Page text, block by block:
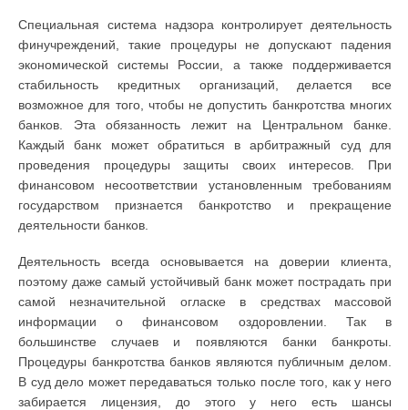
Специальная система надзора контролирует деятельность
финучреждений, такие процедуры не допускают падения
экономической системы России, а также поддерживается
стабильность кредитных организаций, делается все
возможное для того, чтобы не допустить банкротства многих
банков. Эта обязанность лежит на Центральном банке.
Каждый банк может обратиться в арбитражный суд для
проведения процедуры защиты своих интересов. При
финансовом несоответствии установленным требованиям
государством признается банкротство и прекращение
деятельности банков.
Деятельность всегда основывается на доверии клиента,
поэтому даже самый устойчивый банк может пострадать при
самой незначительной огласке в средствах массовой
информации о финансовом оздоровлении. Так в
большинстве случаев и появляются банки банкроты.
Процедуры банкротства банков являются публичным делом.
В суд дело может передаваться только после того, как у него
забирается лицензия, до этого у него есть шансы